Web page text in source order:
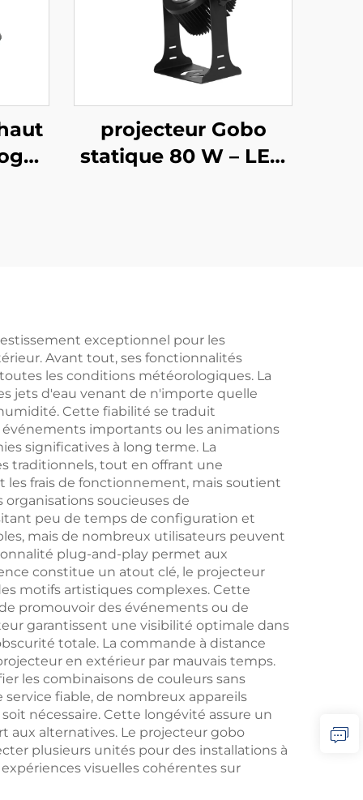
projecteur Gobo
statique 80 W – LED
exceptionnel pour les
Avant tout, ses fonctionnalités
les conditions météorologiques. La
jets d'eau venant de n'importe quelle
Cette fiabilité se traduit
importants ou les animations
significatives à long terme. La
traditionnels, tout en offrant une
frais de fonctionnement, mais soutient
soucieuses de
peu de temps de configuration et
mais de nombreux utilisateurs peuvent
plug-and-play permet aux
constitue un atout clé, le projecteur
motifs artistiques complexes. Cette
promouvoir des événements ou de
garantissent une visibilité optimale dans
totale. La commande à distance
en extérieur par mauvais temps.
les combinaisons de couleurs sans
fiable, de nombreux appareils
nécessaire. Cette longévité assure un
aux alternatives. Le projecteur gobo
plusieurs unités pour des installations à
visuelles cohérentes sur